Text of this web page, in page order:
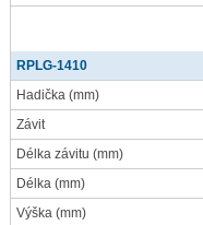
RPLG-1410
Hadička (mm)
Závit
Délka závitu (mm)
Délka (mm)
Výška (mm)